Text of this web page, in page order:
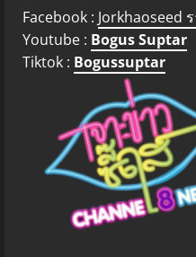
Facebook : Jorkhaoseed
Youtube : Bogus Suptar
Tiktok : Bogussuptar